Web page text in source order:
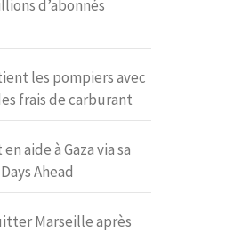
d’abonnés
les pompiers avec
frais de carburant
aide à Gaza via sa
Ahead
Marseille après